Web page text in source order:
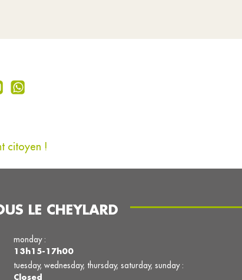
citoyen !
LE CHEYLARD
monday :
13h15-17h00
tuesday, wednesday, thursday, saturday, sunday :
Closed